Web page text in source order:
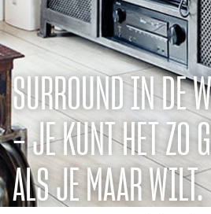
SURROUND IN DE
– JE KUNT HET ZO
ALS JE MAAR WILT.